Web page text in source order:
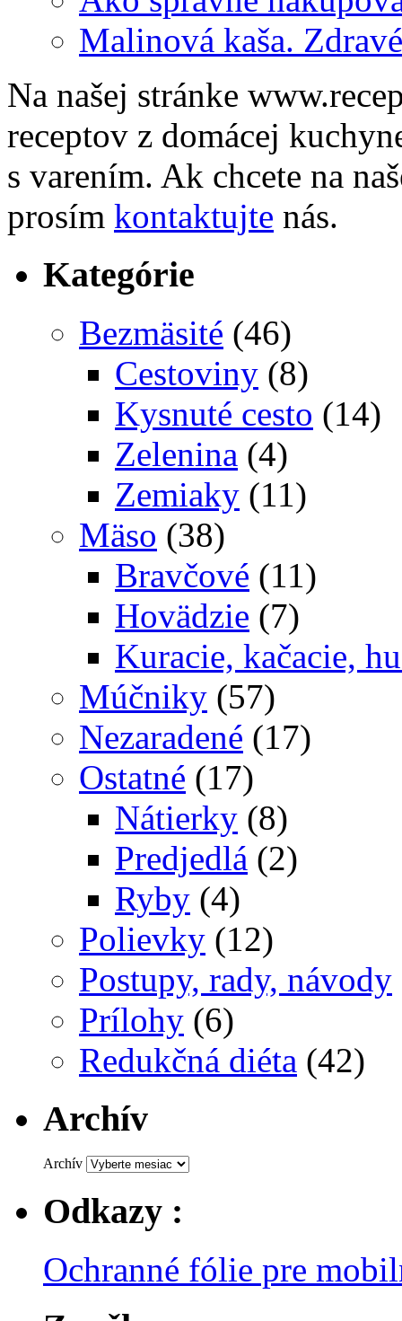
Malinová kaša.
Na našej stránke
receptov z domácej
s varením. Ak chcete na
prosím kontaktujte nás.
Kategórie
Bezmäsité (46)
Cestoviny (8)
Kysnuté cesto (14)
Zelenina (4)
Zemiaky (11)
Mäso (38)
Bravčové (11)
Hovädzie (7)
Kuracie, kačacie,
Múčniky (57)
Nezaradené (17)
Ostatné (17)
Nátierky (8)
Predjedlá (2)
Ryby (4)
Polievky (12)
Postupy, rady, návody
Prílohy (6)
Redukčná diéta (42)
Archív
Archív
Odkazy :
Ochranné fólie pre